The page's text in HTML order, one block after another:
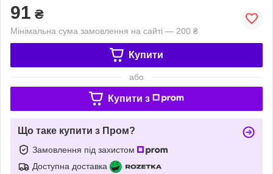
91 ₴
Мінімальна сума замовлення на сайті — 200 ₴
Купити
або
Купити з
Що таке купити з Пром?
Замовлення під захистом
Доступна доставка